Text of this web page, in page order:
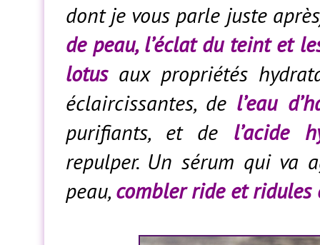
dont je vous parle juste
de peau, l’éclat du teint et
lotus aux propriétés
éclaircissantes, de l’eau
purifiants, et de l’acide
repulper. Un sérum qui va
peau, combler ride et